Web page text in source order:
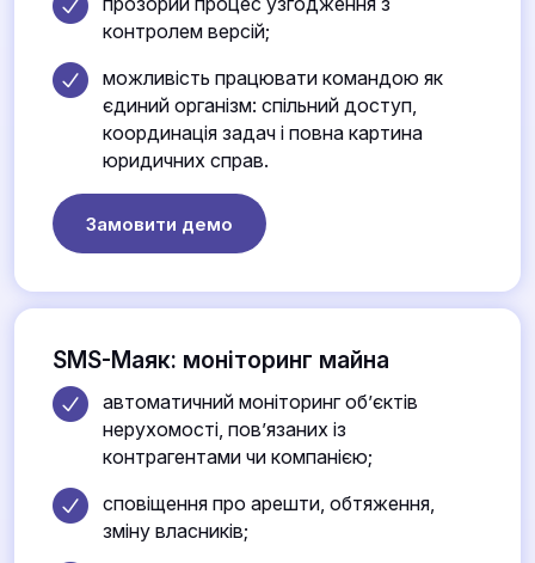
контролем версій;
можливість працювати командою як
єдиний організм: спільний доступ,
координація задач і повна картина
юридичних справ.
Замовити демо
SMS-Маяк: моніторинг майна
автоматичний моніторинг об’єктів
нерухомості, пов’язаних із
контрагентами чи компанією;
сповіщення про арешти, обтяження,
зміну власників;